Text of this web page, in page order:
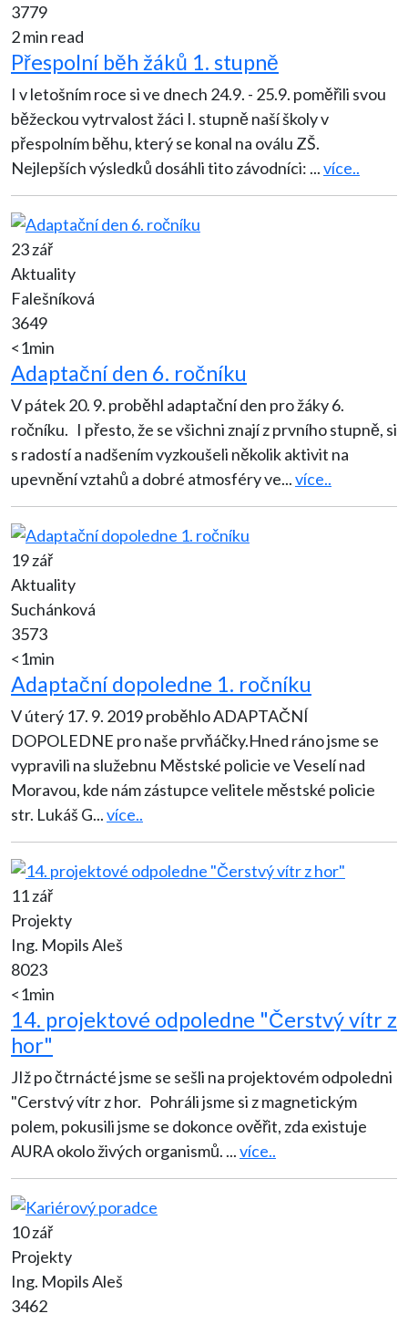
3779
2 min read
Přespolní běh žáků 1. stupně
I v letošním roce si ve dnech 24.9. - 25.9. poměřili svou
běžeckou vytrvalost žáci I. stupně naší školy v
přespolním běhu, který se konal na oválu ZŠ.
Nejlepších výsledků dosáhli tito závodníci: ...více..
23 zář
Aktuality
Falešníková
3649
<1min
Adaptační den 6. ročníku
V pátek 20. 9. proběhl adaptační den pro žáky 6.
ročníku. I přesto, že se všichni znají z prvního stupně, si
s radostí a nadšením vyzkoušeli několik aktivit na
upevnění vztahů a dobré atmosféry ve...více..
19 zář
Aktuality
Suchánková
3573
<1min
Adaptační dopoledne 1. ročníku
V úterý 17. 9. 2019 proběhlo ADAPTAČNÍ
DOPOLEDNE pro naše prvňáčky.Hned ráno jsme se
vypravili na služebnu Městské policie ve Veselí nad
Moravou, kde nám zástupce velitele městské policie
str. Lukáš G...více..
11 zář
Projekty
Ing. Mopils Aleš
8023
<1min
14. projektové odpoledne "Čerstvý vítr z
hor"
JIž po čtrnácté jsme se sešli na projektovém odpoledni
"Cerstvý vítr z hor. Pohráli jsme si z magnetickým
polem, pokusili jsme se dokonce ověřit, zda existuje
AURA okolo živých organismů. ...více..
10 zář
Projekty
Ing. Mopils Aleš
3462